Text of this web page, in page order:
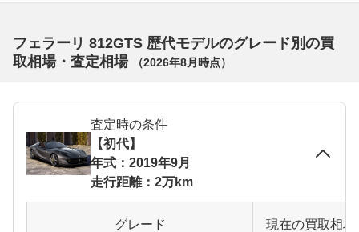
フェラーリ 812GTS 歴代モデルのグレード別の買
取相場・査定相場
（2026年8月 時点）
査定時の条件
【初代】
年式：2019年9月
走行距離：2万km
グレード 現在の買取相